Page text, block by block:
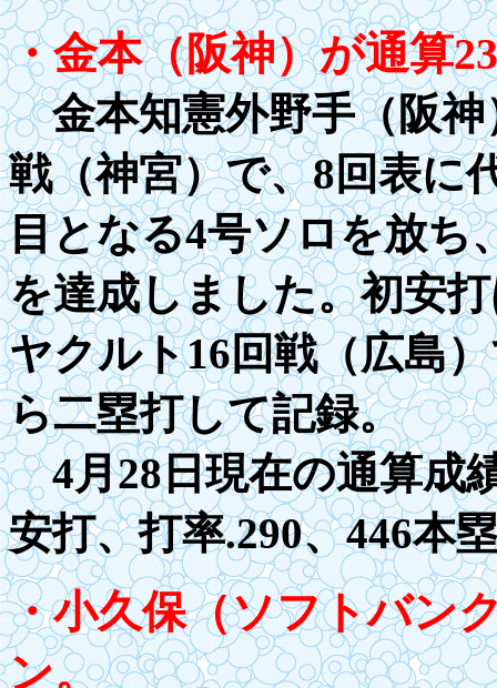
・金本（阪神）が通算
金本知憲外野手（阪神
戦（神宮）で、8回表に
目となる4号ソロを放ち
を達成しました。初安
ヤクルト16回戦（広島
ら二塁打して記録。
4月28日現在の通算成
安打、打率.290、446本
・小久保（ソフトバン
ン。